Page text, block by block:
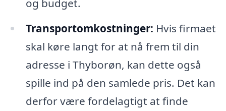
og budget.
Transportomkostninger: Hvis firmaet
skal køre langt for at nå frem til din
adresse i Thyborøn, kan dette også
spille ind på den samlede pris. Det kan
derfor være fordelagtigt at finde